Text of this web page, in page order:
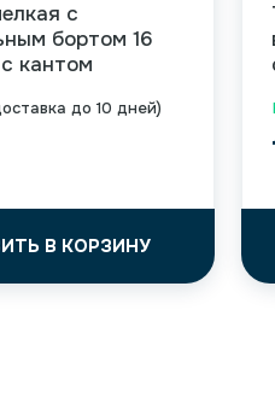
до 10 дней)
с
бортом 16
кантом
В КОРЗИНУ